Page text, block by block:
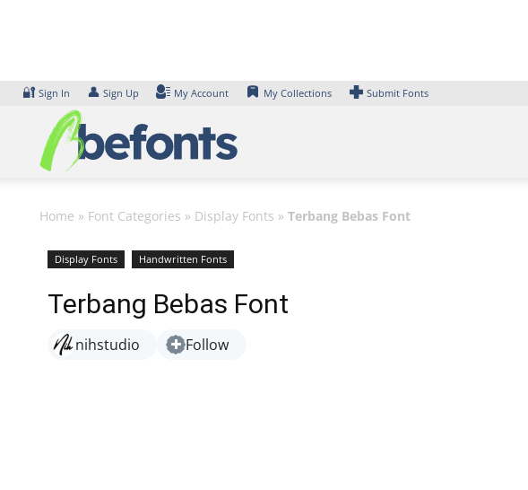
🔐 Sign In 👤 Sign Up My Account My Collections Submit Fonts
Home » Font Categories » Display Fonts » Terbang Bebas Font
Display Fonts Handwritten Fonts
Terbang Bebas Font
nihstudio Follow